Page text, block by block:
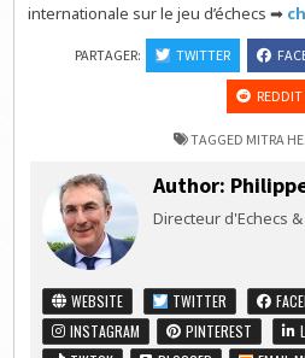
internationale sur le jeu d’échecs ➡
PARTAGER: TWITTER
REDDIT
TAGGED MITRA
Author:
Directeur d'Echecs
WEBSITE TWITTER
INSTAGRAM
PINTEREST